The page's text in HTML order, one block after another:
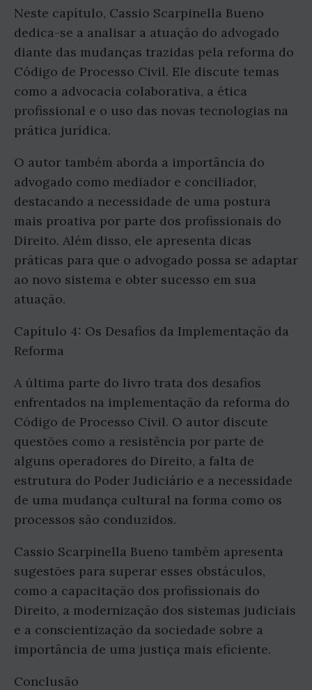
Neste capítulo, Cassio Scarpinella Bueno
dedica-se a analisar a atuação do advogado
diante das mudanças trazidas pela reforma do
Código de Processo Civil. Ele discute temas
como a advocacia colaborativa, a ética
profissional e o uso das novas tecnologias na
prática jurídica.
O autor também aborda a importância do
advogado como mediador e conciliador,
destacando a necessidade de uma postura
mais proativa por parte dos profissionais do
Direito. Além disso, ele apresenta dicas
práticas para que o advogado possa se adaptar
ao novo sistema e obter sucesso em sua
atuação.
Capítulo 4: Os Desafios da Implementação da
Reforma
A última parte do livro trata dos desafios
enfrentados na implementação da reforma do
Código de Processo Civil. O autor discute
questões como a resistência por parte de
alguns operadores do Direito, a falta de
estrutura do Poder Judiciário e a necessidade
de uma mudança cultural na forma como os
processos são conduzidos.
Cassio Scarpinella Bueno também apresenta
sugestões para superar esses obstáculos,
como a capacitação dos profissionais do
Direito, a modernização dos sistemas judiciais
e a conscientização da sociedade sobre a
importância de uma justiça mais eficiente.
Conclusão